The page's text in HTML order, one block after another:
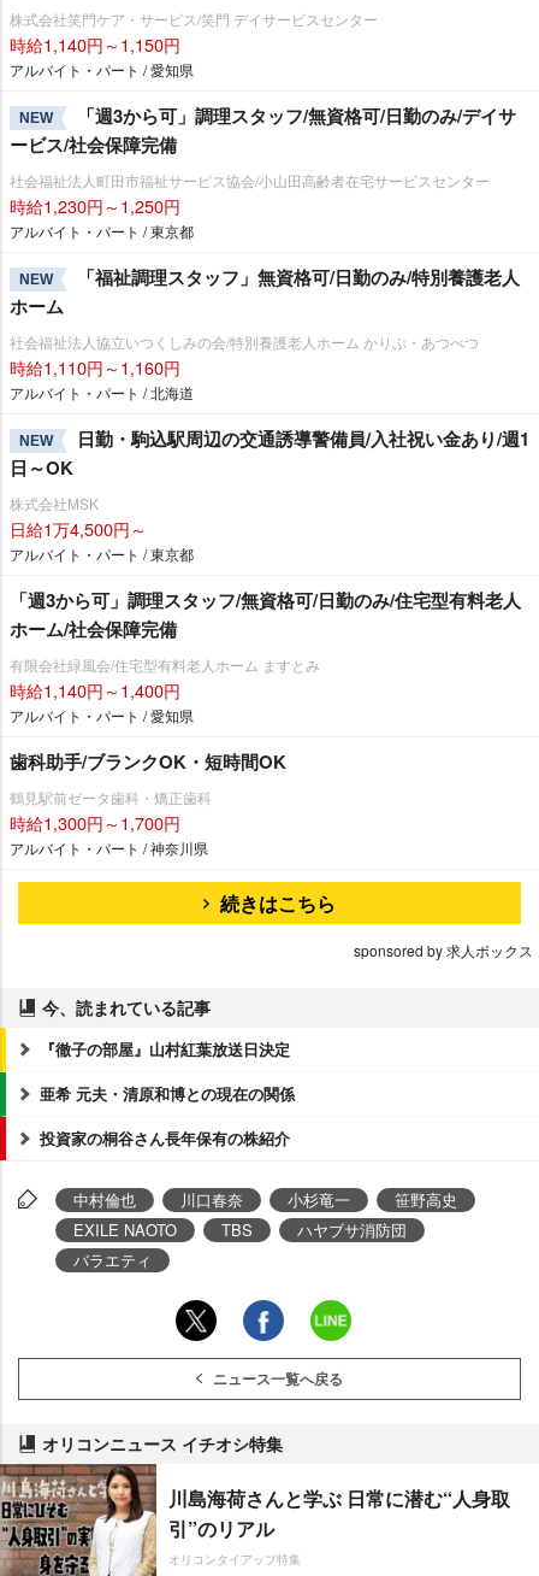
株式会社笑門ケア・サービス/笑門 デイサービスセンター
時給1,140円～1,150円
アルバイト・パート / 愛知県
NEW
「週3から可」調理スタッフ/無資格可/日勤のみ/デイサ
ービス/社会保障完備
社会福祉法人町田市福祉サービス協会/小山田高齢者在宅サービスセンター
時給1,230円～1,250円
アルバイト・パート / 東京都
NEW
「福祉調理スタッフ」無資格可/日勤のみ/特別養護老人
ホーム
社会福祉法人協立いつくしみの会/特別養護老人ホーム かりぷ・あつべつ
時給1,110円～1,160円
アルバイト・パート / 北海道
NEW
日勤・駒込駅周辺の交通誘導警備員/入社祝い金あり/週1
日～OK
株式会社MSK
日給1万4,500円～
アルバイト・パート / 東京都
「週3から可」調理スタッフ/無資格可/日勤のみ/住宅型有料老人
ホーム/社会保障完備
有限会社緑風会/住宅型有料老人ホーム ますとみ
時給1,140円～1,400円
アルバイト・パート / 愛知県
歯科助手/ブランクOK・短時間OK
鶴見駅前ゼータ歯科・矯正歯科
時給1,300円～1,700円
アルバイト・パート / 神奈川県
続きはこちら
sponsored by 求人ボックス
今、読まれている記事
『徹子の部屋』山村紅葉放送日決定
亜希 元夫・清原和博との現在の関係
投資家の桐谷さん長年保有の株紹介
中村倫也 川口春奈 小杉竜一
笹野高史
EXILE NAOTO
TBS
ハヤブサ消防団
バラエティ
ニュース一覧へ戻る
オリコンニュース イチオシ特集
川島海荷さんと学ぶ 日常に潜む“人身取
引”のリアル
オリコンタイアップ特集